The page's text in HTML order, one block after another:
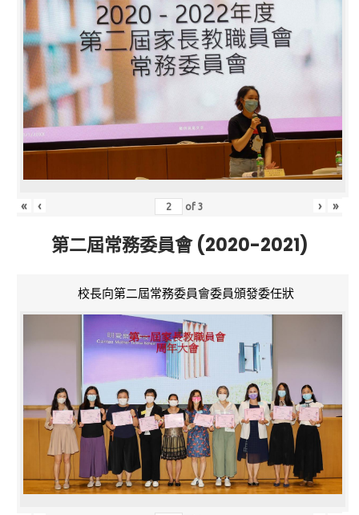
« ‹ of3 › »
第二屆常務委員會 (2020-2021)
校長向第二屆常務委員會委員頒發委任狀